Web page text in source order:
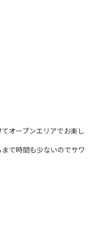
オープンエリアでお楽し
で時間も少ないのでサワ